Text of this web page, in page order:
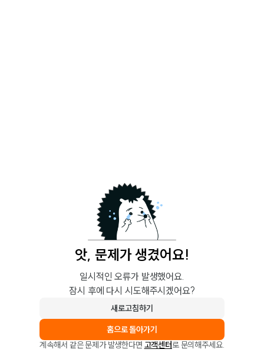
앗, 문제가 생겼어요!
일시적인 오류가 발생했어요.
잠시 후에 다시 시도해주시겠어요?
새로고침하기
홈으로 돌아가기
계속해서 같은 문제가 발생한다면 고객센터로 문의해주세요.